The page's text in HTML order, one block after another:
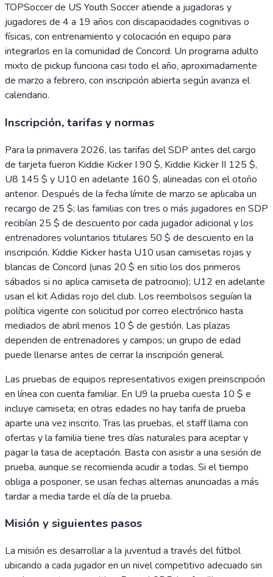
TOPSoccer de US Youth Soccer atiende a jugadoras y
jugadores de 4 a 19 años con discapacidades cognitivas o
físicas, con entrenamiento y colocación en equipo para
integrarlos en la comunidad de Concord. Un programa adulto
mixto de pickup funciona casi todo el año, aproximadamente
de marzo a febrero, con inscripción abierta según avanza el
calendario.
Inscripción, tarifas y normas
Para la primavera 2026, las tarifas del SDP antes del cargo
de tarjeta fueron Kiddie Kicker I 90 $, Kiddie Kicker II 125 $,
U8 145 $ y U10 en adelante 160 $, alineadas con el otoño
anterior. Después de la fecha límite de marzo se aplicaba un
recargo de 25 $; las familias con tres o más jugadores en SDP
recibían 25 $ de descuento por cada jugador adicional y los
entrenadores voluntarios titulares 50 $ de descuento en la
inscripción. Kiddie Kicker hasta U10 usan camisetas rojas y
blancas de Concord (unas 20 $ en sitio los dos primeros
sábados si no aplica camiseta de patrocinio); U12 en adelante
usan el kit Adidas rojo del club. Los reembolsos seguían la
política vigente con solicitud por correo electrónico hasta
mediados de abril menos 10 $ de gestión. Las plazas
dependen de entrenadores y campos; un grupo de edad
puede llenarse antes de cerrar la inscripción general.
Las pruebas de equipos representativos exigen preinscripción
en línea con cuenta familiar. En U9 la prueba cuesta 10 $ e
incluye camiseta; en otras edades no hay tarifa de prueba
aparte una vez inscrito. Tras las pruebas, el staff llama con
ofertas y la familia tiene tres días naturales para aceptar y
pagar la tasa de aceptación. Basta con asistir a una sesión de
prueba, aunque se recomienda acudir a todas. Si el tiempo
obliga a posponer, se usan fechas alternas anunciadas a más
tardar a media tarde el día de la prueba.
Misión y siguientes pasos
La misión es desarrollar a la juventud a través del fútbol
ubicando a cada jugador en un nivel competitivo adecuado sin